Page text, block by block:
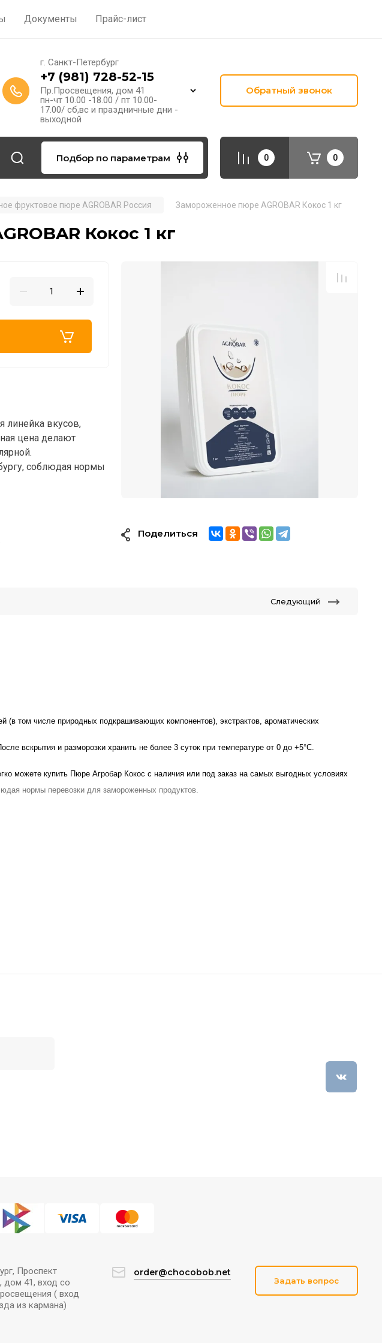
Документы Прайс-лист
г. Санкт-Петербург
+7 (981) 728-52-15
Пр.Просвещения, дом 41
пн-чт 10.00 -18.00 / пт 10.00-
17.00/ сб,вс и праздничные дни -
выходной
Обратный звонок
Подбор по параметрам 0 0
фруктовое пюре AGROBAR Россия Замороженное пюре АGROBAR Кокос 1 кг
Кокос 1 кг
линейка вкусов,
цена делают
соблюдая нормы
Поделиться
Следующий
(в том числе природных подкрашивающих компонентов), экстрактов, ароматических
вскрытия и разморозки хранить не более 3 суток при температуре от 0 до +5°C.
можете купить Пюре Агробар Кокос с наличия или под заказ на самых выгодных условиях
нормы перевозки для замороженных продуктов.
Проспект
дом 41, вход со
( вход
из кармана)
order@chocobob.net
Задать вопрос